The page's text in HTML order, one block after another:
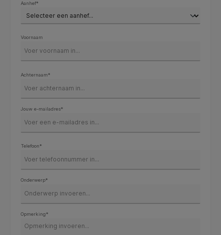
Aanhef*
Voornaam
Achternaam*
Jouw e-mailadres*
Telefoon*
Onderwerp*
Opmerking*